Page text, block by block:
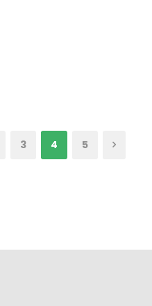
3 4 5